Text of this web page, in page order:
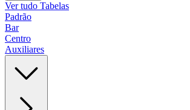
Ver tudo Tabelas
Padrão
Bar
Centro
Auxiliares